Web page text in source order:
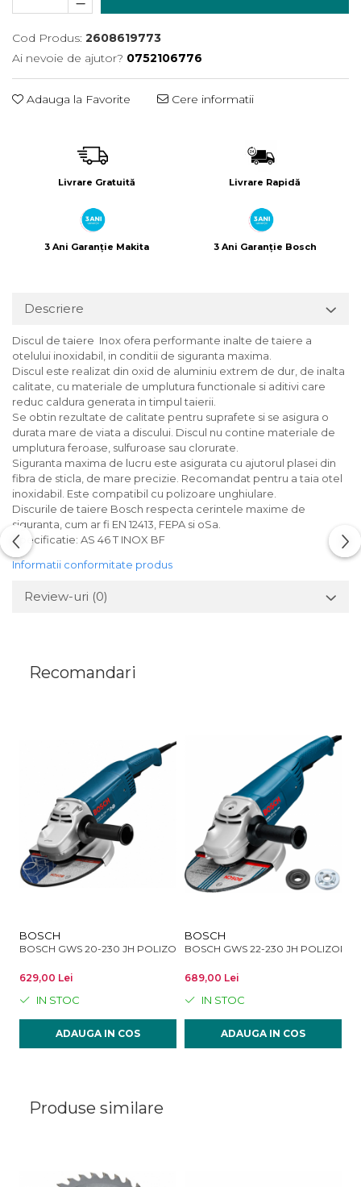
Încărcătoare
Polizoare de Banc
Polizoare Drepte
Polizoare Unghiulare
Rindele
Suflante
Șlefuitoare
Cod Produs: 2608619773
Ai nevoie de ajutor? 0752106776
Adauga la Favorite Cere informatii
Livrare Gratuită Livrare Rapidă
3 Ani Garanție Makita 3 Ani Garanție Bosch
Descriere
Discul de taiere Inox ofera performante inalte de taiere a
otelului inoxidabil, in conditii de siguranta maxima.
Discul este realizat din oxid de aluminiu extrem de dur, de inalta
calitate, cu materiale de umplutura functionale si aditivi care
reduc caldura generata in timpul taierii.
Se obtin rezultate de calitate pentru suprafete si se asigura o
durata mare de viata a discului. Discul nu contine materiale de
umplutura feroase, sulfuroase sau clorurate.
Siguranta maxima de lucru este asigurata cu ajutorul plasei din
fibra de sticla, de mare precizie. Recomandat pentru a taia otel
inoxidabil. Este compatibil cu polizoare unghiulare.
Discurile de taiere Bosch respecta cerintele maxime de
siguranta, cum ar fi EN 12413, FEPA si oSa.
Specificatie: AS 46 T INOX BF
Informatii conformitate produs
Review-uri (0)
Recomandari
BOSCH
BOSCH GWS 20-230 JH POLIZOR UNGHIULAR 2000W 230MM
629,00 Lei
IN STOC
ADAUGA IN COS
BOSCH
BOSCH GWS 22-230 JH POLIZOR
689,00 Lei
IN STOC
ADAUGA IN COS
Produse similare